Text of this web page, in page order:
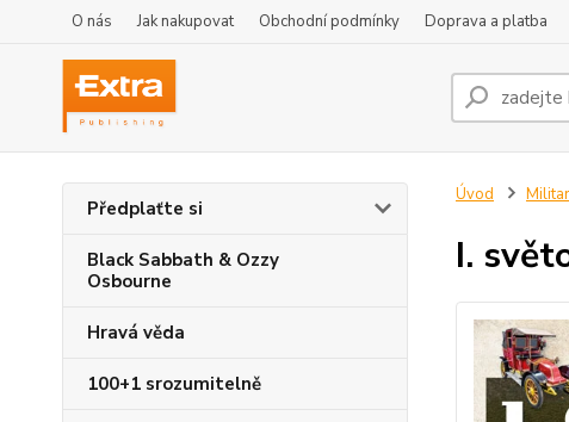
O nás Jak nakupovat Obchodní podmínky Doprava a platba
Předplaťte si
Black Sabbath & Ozzy
Osbourne
Hravá věda
100+1 srozumitelně
Úvod
I.